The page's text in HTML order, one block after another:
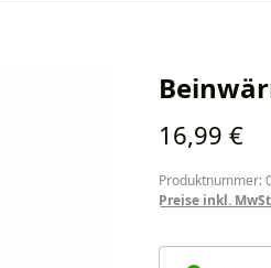
Regulärer
16,99 €
Produktnummer:
Preise inkl.